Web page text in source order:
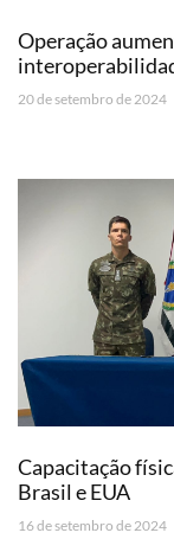
Operação
20 de setembro de 2024
Capacitação
Brasil e EUA
16 de setembro de 2024